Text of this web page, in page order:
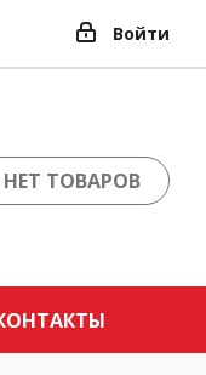
Войти
НЕТ ТОВАРОВ